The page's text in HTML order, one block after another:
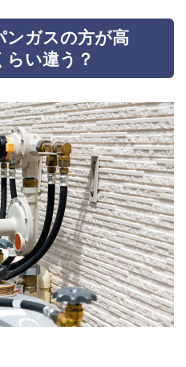
ンガスの方が高
い違う？